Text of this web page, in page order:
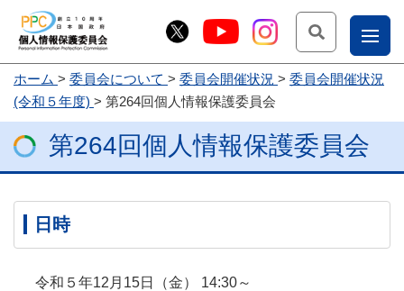
お
問
合
せ
じょ
ー部
ホーム 委員会について 委員会開催状況
委員会開催状況
(令和５年度)
第264回個人情報保護委員会
第264回個人情報保護委員会
日時
令和５年12月15日（金） 14:30～